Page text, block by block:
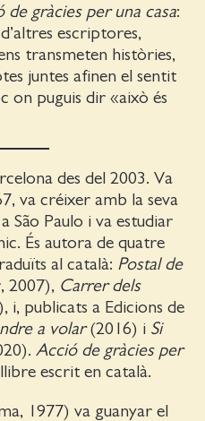
de gràcies per una casa:
escriptores,
transmeten històries,
juntes afinen el sentit
on puguis dir «això és
des del 2003. Va
va créixer amb la seva
São Paulo i va estudiar
És autora de quatre
al català: Postal de
2007), Carrer dels
i, publicats a Edicions de
a volar(2016) i Si
Acció de gràcies per
escrit en català.
1977) va guanyar el